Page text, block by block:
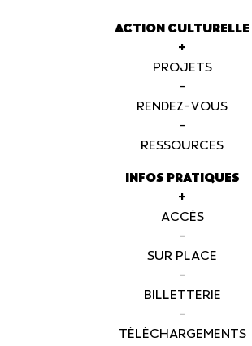
ACTION CULTURELLE
+
PROJETS
-
RENDEZ-VOUS
-
RESSOURCES
INFOS PRATIQUES
+
ACCÈS
-
SUR PLACE
-
BILLETTERIE
-
TÉLÉCHARGEMENTS